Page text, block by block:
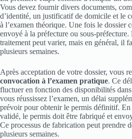
Vous devez fournir divers documents,
d’identité, un justificatif de domicile et le
à l’examen théorique. Une fois le dossier
envoyé à la préfecture ou sous-préfecture.
traitement peut varier, mais en général, il
plusieurs semaines.
Après acceptation de votre dossier, vous
convocation à l’examen pratique. Ce
fluctuer en fonction des disponibilités
vous réussissez l’examen, un délai
prévoir pour obtenir le permis définitif.
validé, le permis doit être fabriqué et
Ce processus de fabrication peut prendre
plusieurs semaines.